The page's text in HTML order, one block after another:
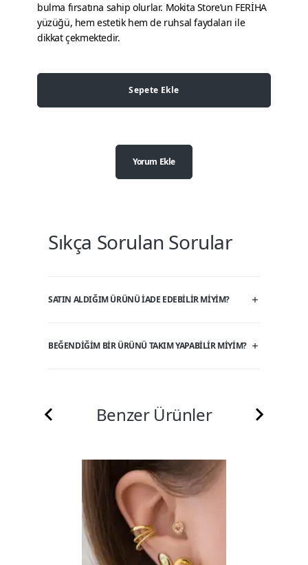
bulma fırsatına sahip olurlar. Mokita Store’un FERİHA
yüzüğü, hem estetik hem de ruhsal faydaları ile
dikkat çekmektedir.
Sepete Ekle
Yorum Ekle
Sıkça Sorulan Sorular
SATIN ALDIĞIM ÜRÜNÜ IADE EDEBILIR MIYIM?
BEĞENDIĞIM BIR ÜRÜNÜ TAKIM YAPABILIR MIYIM?
Benzer Ürünler